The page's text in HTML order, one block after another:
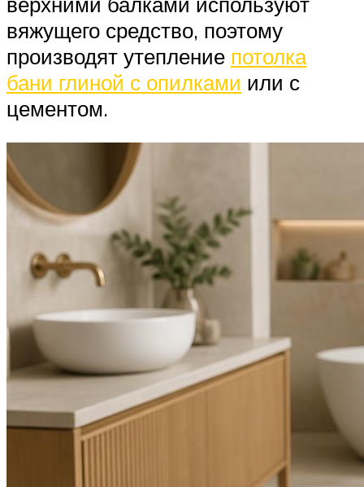
вяжущего средство, поэтому
производят утепление потолка
бани глиной с опилками или с
цементом.